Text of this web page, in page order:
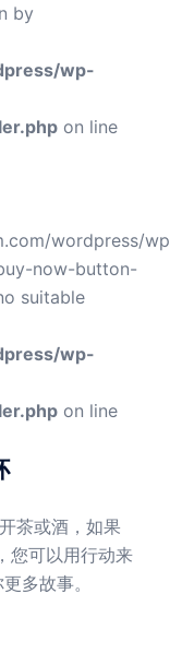
by
wp-
on line
wordpress/
now-button-
suitable
wp-
on line
茶或酒，如果
您可以用行动来
多故事。